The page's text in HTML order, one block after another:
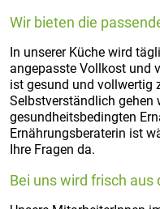
Wir bieten die
In unserer Küche wird
angepasste Vollkost und
ist gesund und vollwertig
Selbstverständlich gehen
gesundheitsbedingten
Ernährungsberaterin ist
Ihre Fragen da.
Bei uns wird frisch